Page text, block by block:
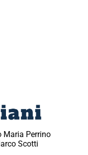
Maria Perrino
Scotti